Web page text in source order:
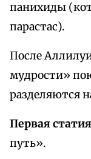
панихиды
парастас).
После
мудрости»
разделяются
Первая
путь».